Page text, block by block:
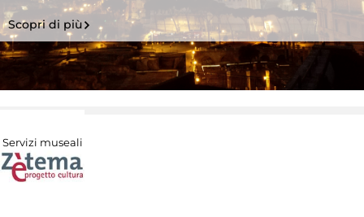
Scopri di più
Servizi museali